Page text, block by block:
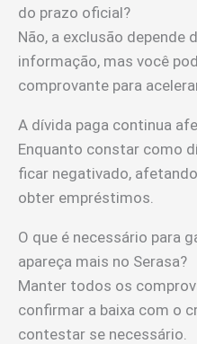
do prazo oficial?
Não, a exclusão depende
informação, mas você
comprovante para
A dívida paga continua
Enquanto constar como
ficar negativado,
obter empréstimos.
O que é necessário para
apareça mais no Serasa?
Manter todos os
confirmar a baixa com o
contestar se necessário.